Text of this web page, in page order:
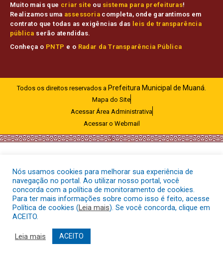
Muito mais que criar site ou sistema para prefeituras!
Realizamos uma assessoria completa, onde garantimos em
contrato que todas as exigências das leis de transparência
pública serão atendidas.
Conheça o PNTP e o Radar da Transparência Pública
Todos os direitos reservados a Prefeitura Municipal de Muaná.
Mapa do Site
Acessar Área Administrativa
Acessar o Webmail
Nós usamos cookies para melhorar sua experiência de
navegação no portal. Ao utilizar nosso portal, você
concorda com a política de monitoramento de cookies.
Para ter mais informações sobre como isso é feito, acesse
Política de cookies (Leia mais). Se você concorda, clique em
ACEITO.
Leia mais ACEITO